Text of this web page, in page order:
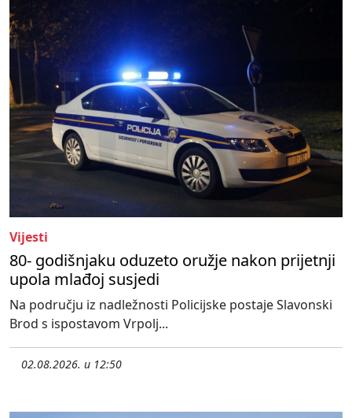
Vijesti
80- godišnjaku oduzeto oružje nakon prijetnji
upola mlađoj susjedi
Na području iz nadležnosti Policijske postaje Slavonski
Brod s ispostavom Vrpolj...
02.08.2026. u 12:50